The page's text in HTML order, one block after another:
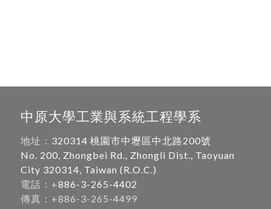
中原大學工業與系統工程學系
地址： 320314 桃園市中壢區中北路200號
No. 200, Zhongbei Rd., Zhongli Dist., Taoyuan
City 320314, Taiwan (R.O.C.)
電話：+886-3-265-4402
傳真：+886-3-265-4499